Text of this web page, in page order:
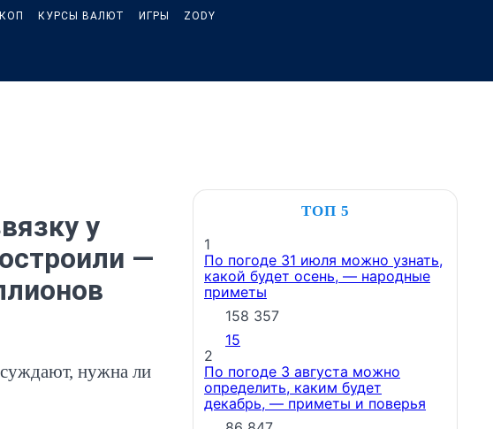
КУРСЫ ВАЛЮТ ИГРЫ ZODY
у
—
нужна ли
ТОП 5
1
По погоде 31 июля можно узнать,
какой будет осень, — народные
приметы
158 357
15
2
По погоде 3 августа можно
определить, каким будет
декабрь, — приметы и поверья